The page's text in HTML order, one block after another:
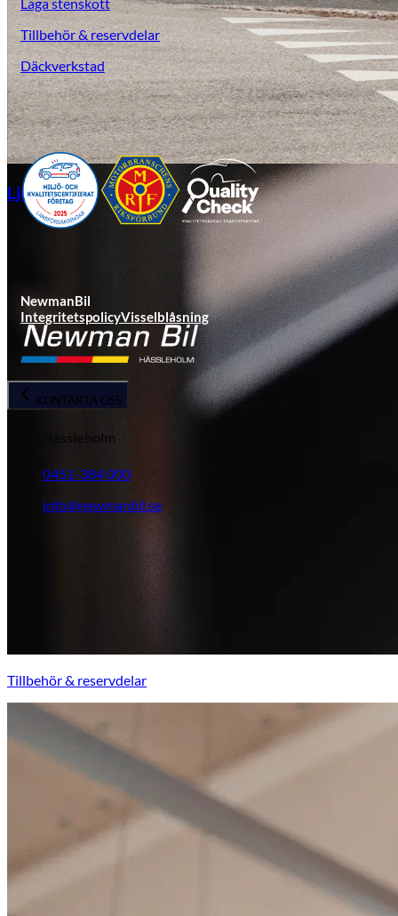
Tillbehör & reservdelar
Ljungby
Tillbehör & reservdelar
Däckverkstad
NewmanBil
IntegritetspolicyVisselblåsning
KONTAKTA OSS
Hässleholm
0451-384 000
info@newmanbil.se